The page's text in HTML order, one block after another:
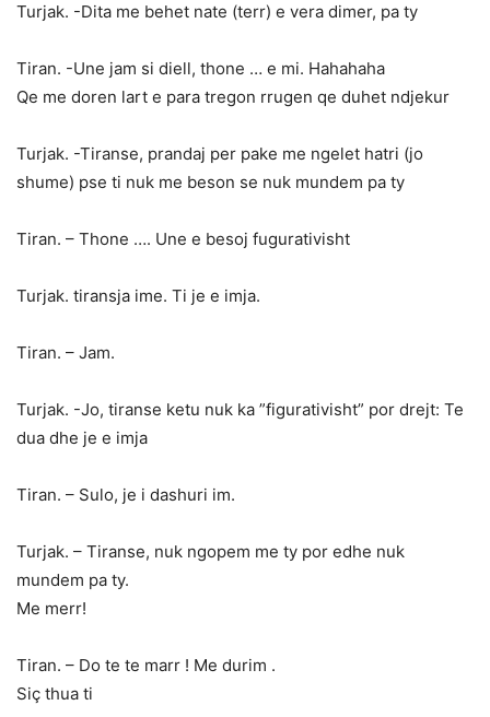
Turjak. -Dita me behet nate (terr) e vera dimer, pa ty
Tiran. -Une jam si diell, thone … e mi. Hahahaha
Qe me doren lart e para tregon rrugen qe duhet ndjekur
Turjak. -Tiranse, prandaj per pake me ngelet hatri (jo
shume) pse ti nuk me beson se nuk mundem pa ty
Tiran. – Thone …. Une e besoj fugurativisht
Turjak. tiransja ime. Ti je e imja.
Tiran. – Jam.
Turjak. -Jo, tiranse ketu nuk ka ”figurativisht” por drejt: Te
dua dhe je e imja
Tiran. – Sulo, je i dashuri im.
Turjak. – Tiranse, nuk ngopem me ty por edhe nuk
mundem pa ty.
Me merr!
Tiran. – Do te te marr ! Me durim .
Siç thua ti